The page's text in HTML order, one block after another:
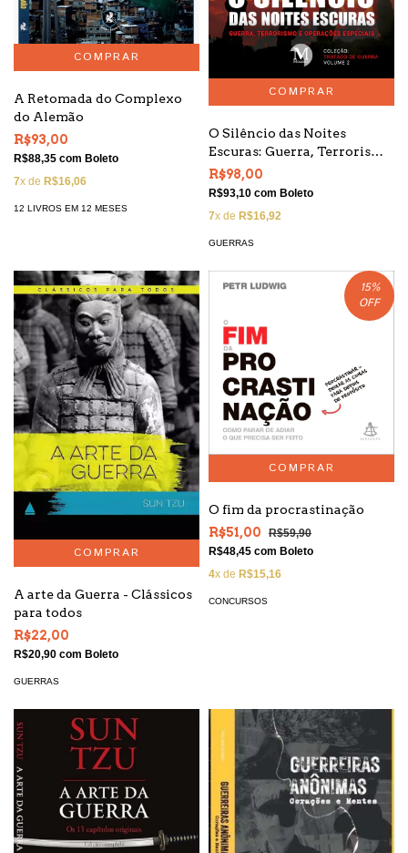
A Retomada do Complexo
do Alemão
R$93,00
R$88,35 com Boleto
7x de R$16,06
12 LIVROS EM 12 MESES
O Silêncio das Noites
Escuras: Guerra, Terrorismo
e Operações Especiais - Vol
2- Evolução da Guerra
R$98,00
R$93,10 com Boleto
7x de R$16,92
GUERRAS
A arte da Guerra - Clássicos
para todos
R$22,00
R$20,90 com Boleto
GUERRAS
15%
OFF
O fim da procrastinação
R$51,00
R$59,90
R$48,45 com Boleto
4x de R$15,16
CONCURSOS